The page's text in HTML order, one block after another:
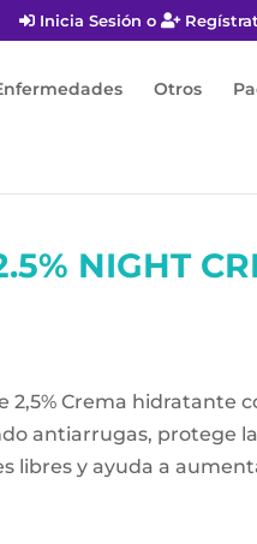
Inicia Sesión o
Otros
NIGHT
2,5% Crema hidratante
antiarrugas, protege
libres y ayuda a